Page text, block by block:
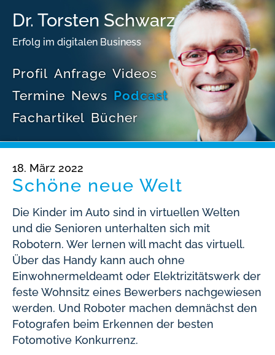
Dr. Torsten Schwarz
Erfolg im digitalen Business
Profil Anfrage Videos
Termine News Podcast
Fachartikel Bücher
18. März 2022
Schöne neue Welt
Die Kinder im Auto sind in virtuellen Welten
und die Senioren unterhalten sich mit
Robotern. Wer lernen will macht das virtuell.
Über das Handy kann auch ohne
Einwohnermeldeamt oder Elektrizitätswerk der
feste Wohnsitz eines Bewerbers nachgewiesen
werden. Und Roboter machen demnächst den
Fotografen beim Erkennen der besten
Fotomotive Konkurrenz.